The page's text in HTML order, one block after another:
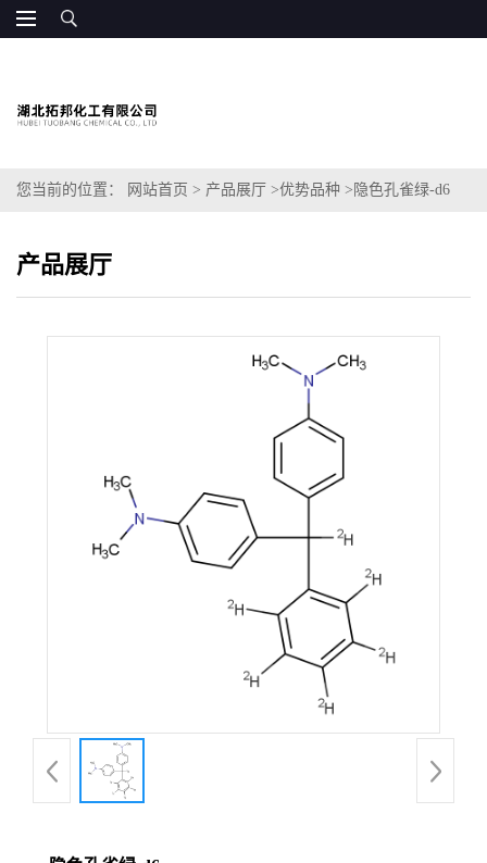
您当前的位置： 网站首页 > 产品展厅 >优势品种 > 隐色孔雀绿-d6
产品展厅